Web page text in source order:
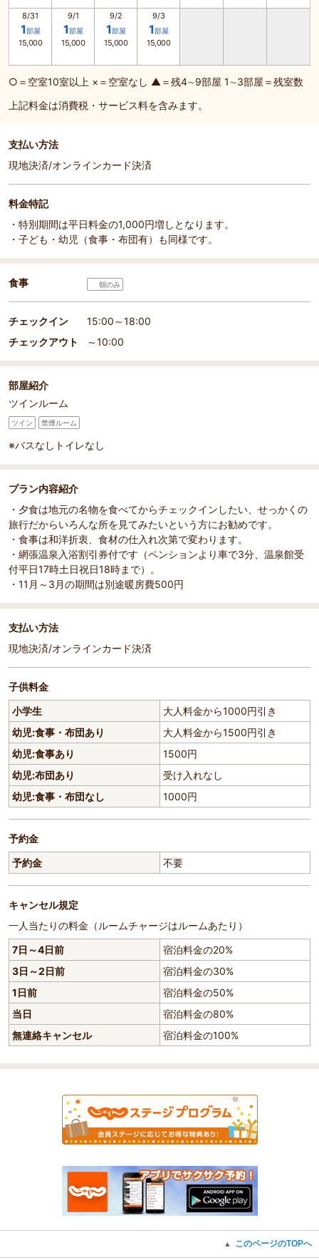
8/31
1部屋
15,000
9/1
1部屋
15,000
9/2
1部屋
15,000
9/3
1部屋
15,000
○＝空室10室以上 ×＝空室なし ▲＝残4∼9部屋 1∼3部屋＝残室数
上記料金は消費税・サービス料を含みます。
支払い方法
現地決済/オンラインカード決済
料金特記
・特別期間は平日料金の1,000円増しとなります。
・子ども・幼児（食事・布団有）も同様です。
食事 朝のみ
チェックイン
15:00～18:00
チェックアウト
～10:00
部屋紹介
ツインルーム
ツイン 禁煙ルーム
※バスなしトイレなし
プラン内容紹介
・夕食は地元の名物を食べてからチェックインしたい、せっかくの
旅行だからいろんな所を見てみたいという方にお勧めです。
・食事は和洋折衷、食材の仕入れ次第で変わります。
・網張温泉入浴割引券付です（ペンションより車で3分、温泉館受
付平日17時土日祝日18時まで）。
・11月～3月の期間は別途暖房費500円
支払い方法
現地決済/オンラインカード決済
子供料金
小学生
大人料金から1000円引き
幼児:食事・布団あり
大人料金から1500円引き
幼児:食事あり
1500円
幼児:布団あり
受け入れなし
幼児:食事・布団なし
1000円
予約金
予約金
不要
キャンセル規定
一人当たりの料金（ルームチャージはルームあたり）
7日～4日前
宿泊料金の20%
3日～2日前
宿泊料金の30%
1日前
宿泊料金の50%
当日
宿泊料金の80%
無連絡キャンセル
宿泊料金の100%
▲ このページのTOPへ